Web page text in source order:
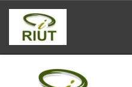
Skip
navigation